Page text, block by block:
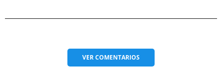
VERCOMENTARIOS